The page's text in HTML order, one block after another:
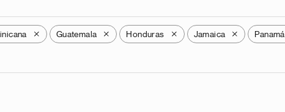
X Guatemala X Honduras X Jamaica X Panamá